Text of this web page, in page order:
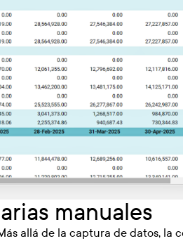
manuales
allá de la captura de datos, la